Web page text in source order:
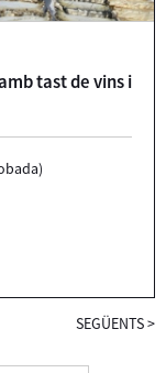
tast de vins i
SEGÜENTS>